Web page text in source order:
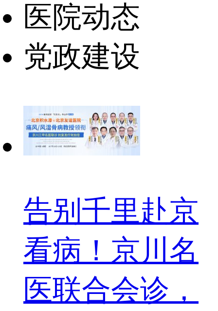
医院动态
党政建设
告别千里赴京
看病！京川名
医联合会诊，